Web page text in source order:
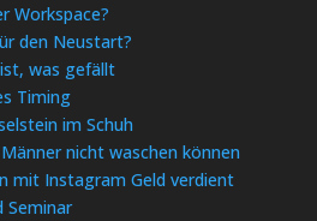
Workspace?
den Neustart?
was gefällt
Timing
im Schuh
nicht waschen können
mit Instagram Geld verdient
Seminar